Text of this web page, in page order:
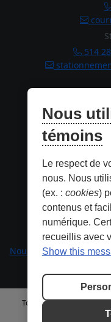
514
Nous joindre|Qui
Tous droits réservés ©
conditions
Nous
témoins
Le respect de
nous. Nous
(ex. : cookies)
contenus et
numérique.
recueillis avec
Show this